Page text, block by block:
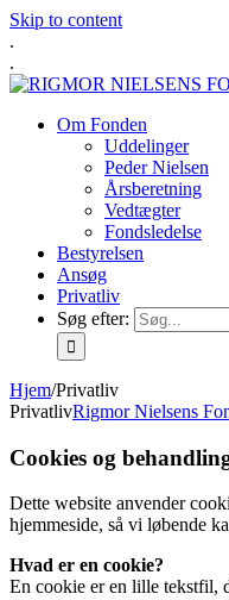
Skip to content
.
.
Om Fonden
Uddelinger
Peder Nielsen
Årsberetning
Vedtægter
Fondsledelse
Bestyrelsen
Ansøg
Privatliv
Søg efter:
Hjem/Privatliv
PrivatlivRigmor Nielsens
Cookies og
Dette website anvender
hjemmeside, så vi løbende
Hvad er en cookie?
En cookie er en lille tekstfil,